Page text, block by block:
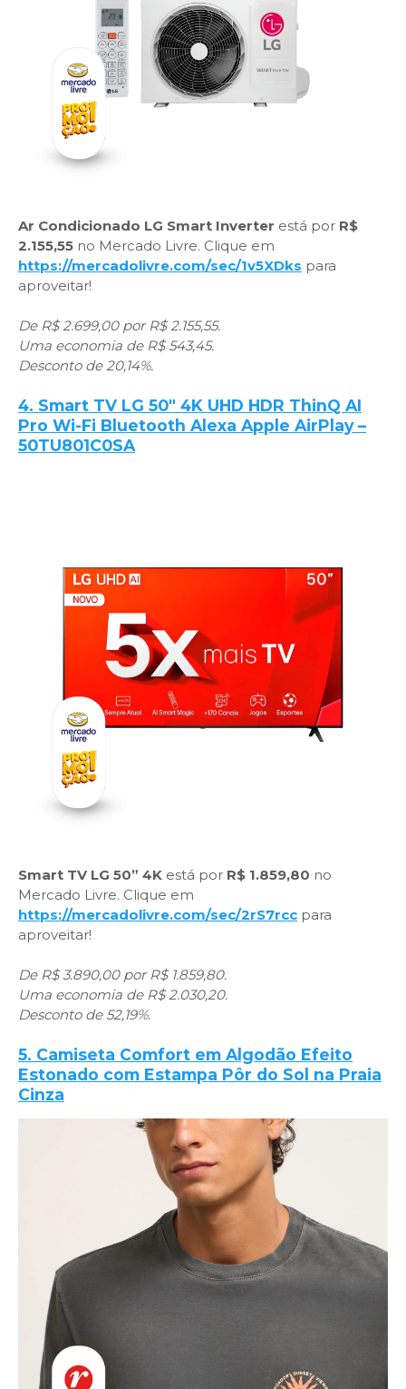
Ar Condicionado LG Smart Inverter está por R$
2.155,55 no Mercado Livre. Clique em
https://mercadolivre.com/sec/1v5XDks para
aproveitar!
De R$ 2.699,00 por R$ 2.155,55.
Uma economia de R$ 543,45.
Desconto de 20,14%.
4. Smart TV LG 50" 4K UHD HDR ThinQ AI
Pro Wi-Fi Bluetooth Alexa Apple AirPlay –
50TU801C0SA
Smart TV LG 50” 4K está por R$ 1.859,80 no
Mercado Livre. Clique em
https://mercadolivre.com/sec/2rS7rcc para
aproveitar!
De R$ 3.890,00 por R$ 1.859,80.
Uma economia de R$ 2.030,20.
Desconto de 52,19%.
5. Camiseta Comfort em Algodão Efeito
Estonado com Estampa Pôr do Sol na Praia
Cinza